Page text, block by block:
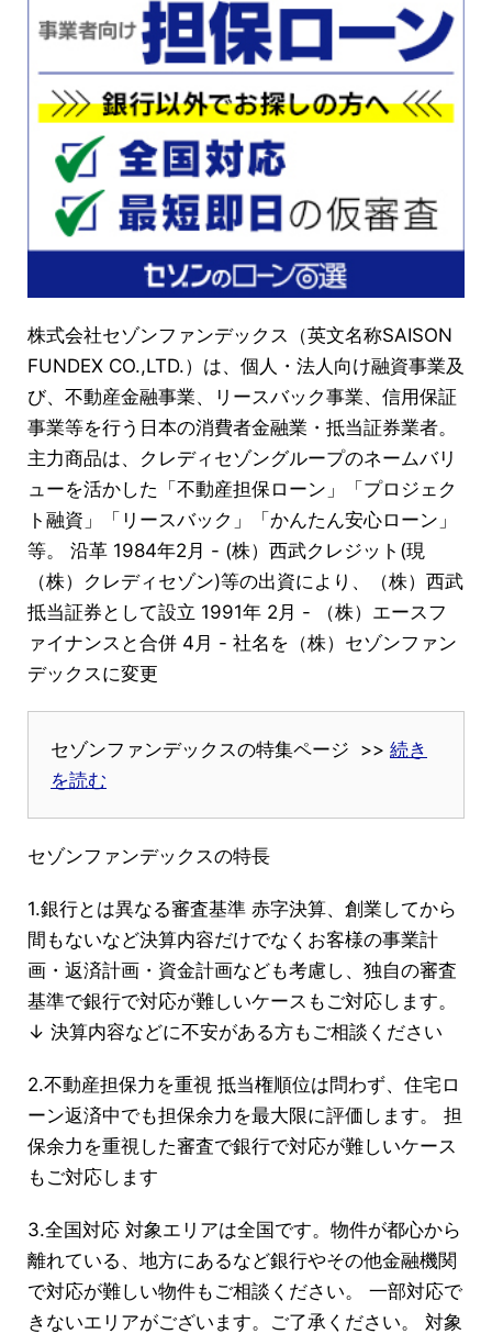
株式会社セゾンファンデックス（英文名称SAISON
FUNDEX CO.,LTD.）は、個人・法人向け融資事業及
び、不動産金融事業、リースバック事業、信用保証
事業等を行う日本の消費者金融業・抵当証券業者。
主力商品は、クレディセゾングループのネームバリ
ューを活かした「不動産担保ローン」「プロジェク
ト融資」「リースバック」「かんたん安心ローン」
等。 沿革 1984年2月 - (株）西武クレジット(現
（株）クレディセゾン)等の出資により、（株）西武
抵当証券として設立 1991年 2月 - （株）エースフ
ァイナンスと合併 4月 - 社名を（株）セゾンファン
デックスに変更
セゾンファンデックスの特集ページ >> 続き
を読む
セゾンファンデックスの特長
1.銀行とは異なる審査基準 赤字決算、創業してから
間もないなど決算内容だけでなくお客様の事業計
画・返済計画・資金計画なども考慮し、独自の審査
基準で銀行で対応が難しいケースもご対応します。
↓ 決算内容などに不安がある方もご相談ください
2.不動産担保力を重視 抵当権順位は問わず、住宅ロ
ーン返済中でも担保余力を最大限に評価します。 担
保余力を重視した審査で銀行で対応が難しいケース
もご対応します
3.全国対応 対象エリアは全国です。物件が都心から
離れている、地方にあるなど銀行やその他金融機関
で対応が難しい物件もご相談ください。 一部対応で
きないエリアがございます。ご了承ください。 対象